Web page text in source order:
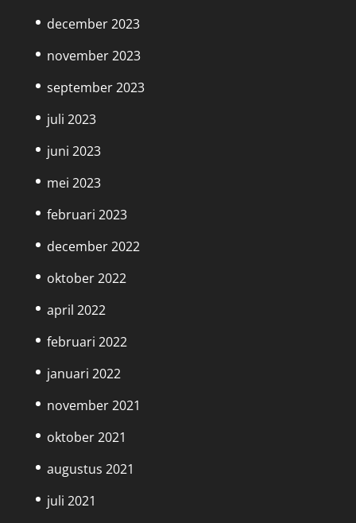
december 2023
november 2023
september 2023
juli 2023
juni 2023
mei 2023
februari 2023
december 2022
oktober 2022
april 2022
februari 2022
januari 2022
november 2021
oktober 2021
augustus 2021
juli 2021